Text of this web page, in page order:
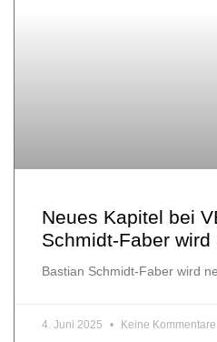
Neues Kapitel bei
Schmidt-Faber wird
Bastian Schmidt-Faber wird
4. Juni 2025 Keine Kommentare